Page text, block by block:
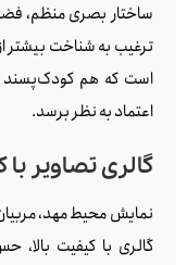
ساختار بصری منظم،
ترغیب به شناخت بیشتر
است که هم کودک‌پسند
اعتماد به نظر برسد.
گالری تصاویر
نمایش محیط مهد،
گالری با کیفیت